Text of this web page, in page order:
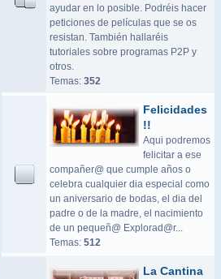
ayudar en lo posible. Podréis hacer
peticiones de películas que se os
resistan. También hallaréis
tutoriales sobre programas P2P y
otros.
Temas: 352
Felicidades
!!
Aqui podremos
felicitar a ese
compañer@ que cumple años o
celebra cualquier dia especial como
un aniversario de bodas, el dia del
padre o de la madre, el nacimiento
de un pequeñ@ Explorad@r...
Temas: 512
La Cantina